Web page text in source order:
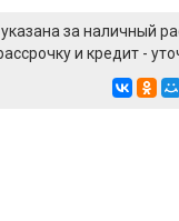
за наличный
и кредит -